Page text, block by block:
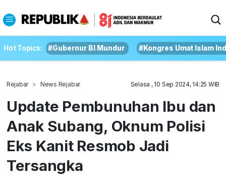
Hot Topics: #Gubernur BI Mundur #Kongres Umat Islam
Rejabar News Rejabar Selasa , 10 Sep 2024, 14:25 WIB
Update Pembunuhan Ibu dan
Anak Subang, Oknum Polisi
Eks Kanit Resmob Jadi
Tersangka